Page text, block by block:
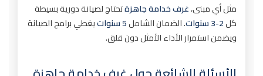
مثل أي مبنى،غرف خدامة جاهزةتحتاج لصيانة دورية بسيطة
كل2-3 سنوات . الضمان الشامل5 سنوات
يغطي برامج الصيانة
ويضمن استمرار الأداء الأمثل دون قلق.